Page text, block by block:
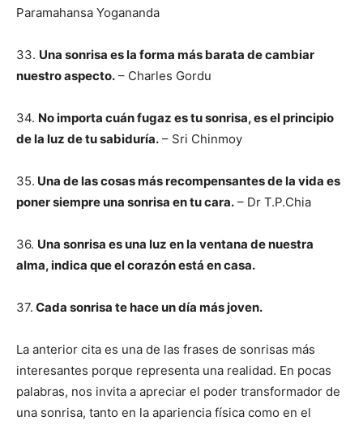
Paramahansa Yogananda
33. Una sonrisa es la forma más barata de cambiar
nuestro aspecto. – Charles Gordu
34. No importa cuán fugaz es tu sonrisa, es el principio
de la luz de tu sabiduría. – Sri Chinmoy
35. Una de las cosas más recompensantes de la vida es
poner siempre una sonrisa en tu cara. – Dr T.P.Chia
36. Una sonrisa es una luz en la ventana de nuestra
alma, indica que el corazón está en casa.
37. Cada sonrisa te hace un día más joven.
La anterior cita es una de las frases de sonrisas más
interesantes porque representa una realidad. En pocas
palabras, nos invita a apreciar el poder transformador de
una sonrisa, tanto en la apariencia física como en el